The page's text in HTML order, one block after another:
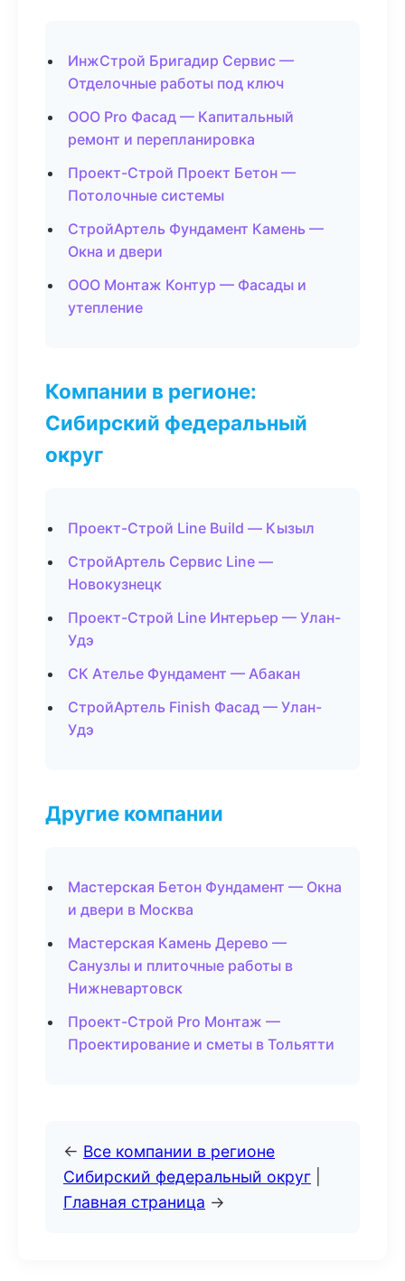
ИнжСтрой Бригадир Сервис —
Отделочные работы под ключ
ООО Pro Фасад — Капитальный
ремонт и перепланировка
Проект-Строй Проект Бетон —
Потолочные системы
СтройАртель Фундамент Камень —
Окна и двери
ООО Монтаж Контур — Фасады и
утепление
Компании в регионе:
Сибирский федеральный
округ
Проект-Строй Line Build — Кызыл
СтройАртель Сервис Line —
Новокузнецк
Проект-Строй Line Интерьер — Улан-
Удэ
СК Ателье Фундамент — Абакан
СтройАртель Finish Фасад — Улан-
Удэ
Другие компании
Мастерская Бетон Фундамент — Окна
и двери в Москва
Мастерская Камень Дерево —
Санузлы и плиточные работы в
Нижневартовск
Проект-Строй Pro Монтаж —
Проектирование и сметы в Тольятти
← Все компании в регионе
Сибирский федеральный округ
Главная страница →